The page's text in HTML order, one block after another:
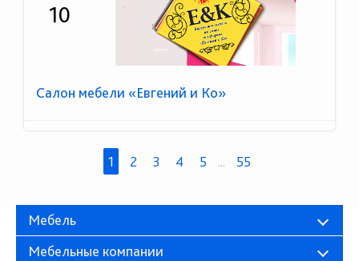
10
Салон мебели «Евгений и Ко»
1 2 3 4 5 ... 55
Мебель
Мебельные компании